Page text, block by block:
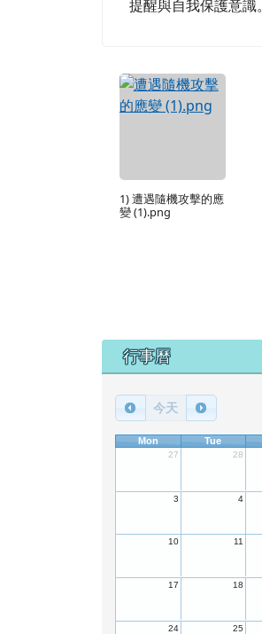
提醒與自我保護意識。
1) 遭遇隨機攻擊的應
變 (1).png
下中區域內容
行事曆
今天
Mon Tue
27 28
3 4
10 11
17 18
24 25